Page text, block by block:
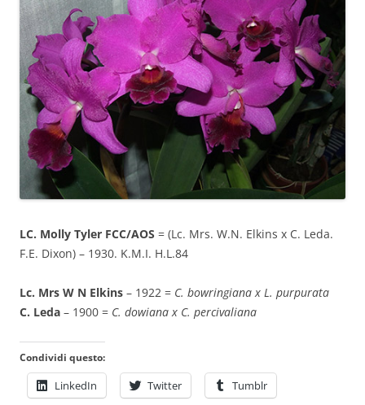
LC. Molly Tyler FCC/AOS = (Lc. Mrs. W.N. Elkins x C. Leda.
F.E. Dixon) – 1930. K.M.I. H.L.84
Lc. Mrs W N Elkins – 1922 = C. bowringiana x L. purpurata
C. Leda – 1900 = C. dowiana x C. percivaliana
Condividi questo:
LinkedIn Twitter Tumblr